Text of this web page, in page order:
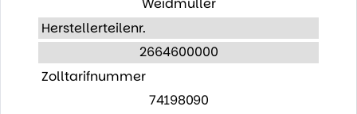
Weidmüller
Herstellerteilenr.
2664600000
Zolltarifnummer
74198090